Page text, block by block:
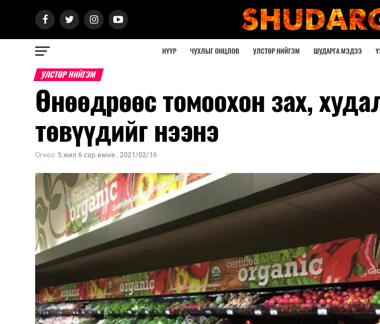
НҮҮР ЧУХЛЫГ ОНЦЛОВ УЛСТӨР НИЙГЭМ ШУДАРГА МЭДЭЭ
УЛСТӨР НИЙГЭМ
Өнөөдрөөс томоохон зах,
төвүүдийг нээнэ
Огноо: 5 жил 6 сар.өмнө , 2021/02/16